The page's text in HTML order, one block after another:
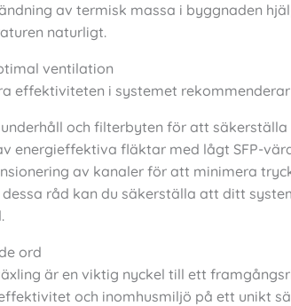
av termisk massa i byggnaden
naturligt.
ventilation
effektiviteten i systemet
och filterbyten för att
energieffektiva fläktar med lågt SFP-
av kanaler för att minimera
råd kan du säkerställa att ditt
ord
är en viktig nyckel till ett
och inomhusmiljö på ett unikt